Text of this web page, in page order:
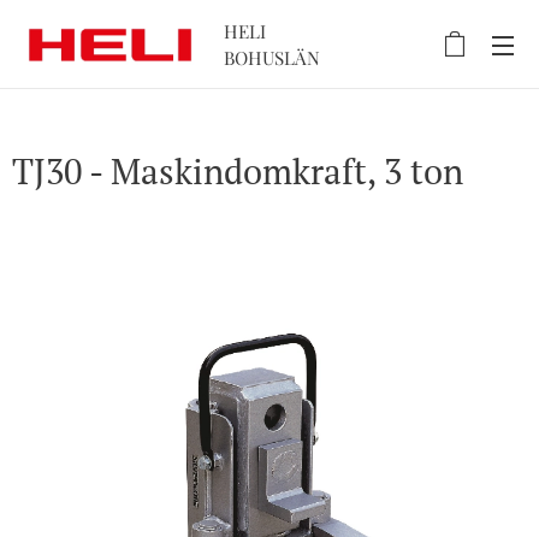
HELI
BOHUSLÄN
TJ30 - Maskindomkraft, 3 ton